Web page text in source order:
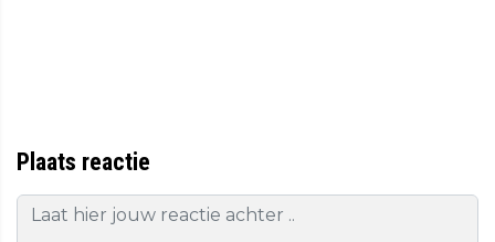
Plaats reactie